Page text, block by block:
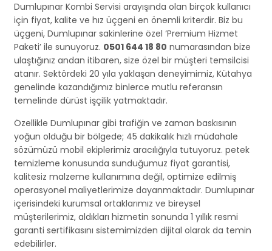
Dumlupınar Kombi Servisi arayışında olan birçok kullanıcı
için fiyat, kalite ve hız üçgeni en önemli kriterdir. Biz bu
üçgeni, Dumlupınar sakinlerine özel ‘Premium Hizmet
Paketi’ ile sunuyoruz. 0501 644 18 80 numarasından bize
ulaştığınız andan itibaren, size özel bir müşteri temsilcisi
atanır. Sektördeki 20 yıla yaklaşan deneyimimiz, Kütahya
genelinde kazandığımız binlerce mutlu referansın
temelinde dürüst işçilik yatmaktadır.
Özellikle Dumlupınar gibi trafiğin ve zaman baskısının
yoğun olduğu bir bölgede; 45 dakikalık hızlı müdahale
sözümüzü mobil ekiplerimiz aracılığıyla tutuyoruz. petek
temizleme konusunda sunduğumuz fiyat garantisi,
kalitesiz malzeme kullanımına değil, optimize edilmiş
operasyonel maliyetlerimize dayanmaktadır. Dumlupınar
içerisindeki kurumsal ortaklarımız ve bireysel
müşterilerimiz, aldıkları hizmetin sonunda 1 yıllık resmi
garanti sertifikasını sistemimizden dijital olarak da temin
edebilirler.